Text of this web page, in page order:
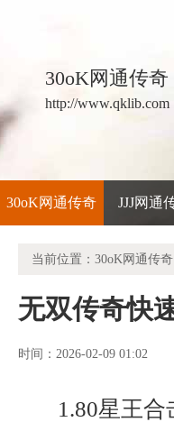
30oK网通传奇
http://www.qklib.com
30oK网通传奇 JJJ网通
当前位置： 30oK网通传奇
无双传奇快
时间：2026-02-09 01:02
1.80星王